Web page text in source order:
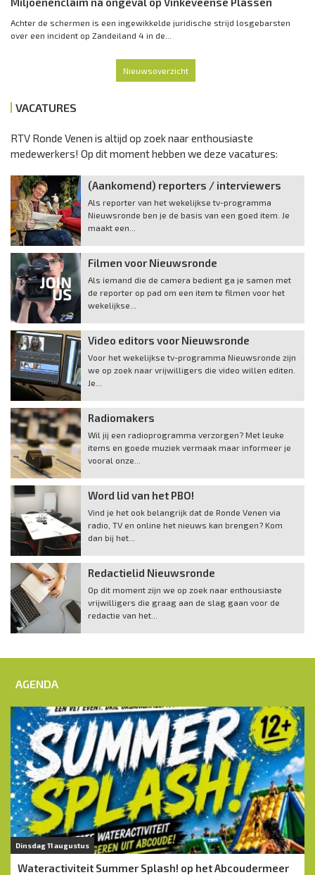
Achter de schermen is een ingewikkelde juridische strijd losgebarsten
over een incident op Zandeiland 4 in de...
Nieuwsoverzicht
VACATURES
RTV Ronde Venen is altijd op zoek naar enthousiaste
medewerkers! Op dit moment hebben we deze vacatures:
(Aankomend) reporters / interviewers
Als reporter van het wekelijkse tv-programma
Nieuwsronde ben je de basis van een goed item. Je
maakt een...
Filmen voor Nieuwsronde
Als iemand die de camera bedient ga je samen met
de reporter op pad om een item te filmen voor het
wekelijkse...
Video editors voor Nieuwsronde
Voor het wekelijkse tv-programma Nieuwsronde zijn
we op zoek naar vrijwilligers die video willen editen.
Je...
Radiomakers
Wil jij een radioprogramma verzorgen? Met leuke
items en goede muziek vermaak maar informeer je
vooral onze...
Word lid van het PBO!
Vind je het ook belangrijk dat de Ronde Venen via
radio, TV en online het nieuws kan brengen? Kom
dan bij het...
Redactielid Nieuwsronde
Op dit moment zijn we op zoek naar enthousiaste
vrijwilligers die graag aan de slag gaan voor de
redactie van het...
AGENDA
Dinsdag 11 augustus
Wateractiviteit Summer Splash! op het Abcoudermeer